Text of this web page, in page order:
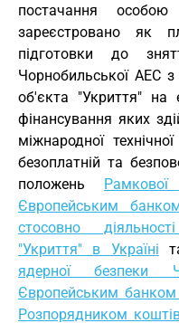
постачання
зареєстровано як
підготовки до
Чорнобильської АЕС з
об'єкта "Укриття" на
фінансування яких
міжнародної
безоплатній та
положень
Європейським
стосовно
"Укриття" в Україні
ядерної безпеки
Європейським банком
Розпорядником